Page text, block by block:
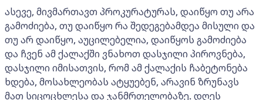
ასევე, მივმართავთ პროკურატურას, დაიწყო თუ არა
გამოძიება, თუ დაიწყო რა შედეგებამდეა მისული და
თუ არ დაიწყო, აუცილებელია, დაიწყოს გამოძიება
და ჩვენ ამ ქალაქში ვნახოთ დასჯილი პიროვნება,
დასჯილი იმისათვის, რომ ამ ქალაქის ჩაბეტონება
ხდება, მოსახლეობას ატყუებენ, არავინ ზრუნავს
მათ სიცოცხლესა და ჯანმრთელობაზე. დღეს